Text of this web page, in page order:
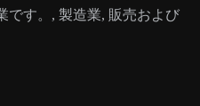
です。, 製造業, 販売および